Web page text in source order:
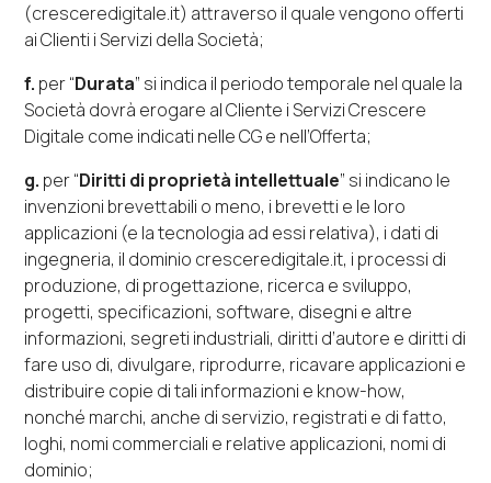
(cresceredigitale.it) attraverso il quale vengono offerti
ai Clienti i Servizi della Società;
f. per “Durata” si indica il periodo temporale nel quale la
Società dovrà erogare al Cliente i Servizi Crescere
Digitale come indicati nelle CG e nell’Offerta;
g. per “Diritti di proprietà intellettuale” si indicano le
invenzioni brevettabili o meno, i brevetti e le loro
applicazioni (e la tecnologia ad essi relativa), i dati di
ingegneria, il dominio cresceredigitale.it, i processi di
produzione, di progettazione, ricerca e sviluppo,
progetti, specificazioni, software, disegni e altre
informazioni, segreti industriali, diritti d’autore e diritti di
fare uso di, divulgare, riprodurre, ricavare applicazioni e
distribuire copie di tali informazioni e know-how,
nonché marchi, anche di servizio, registrati e di fatto,
loghi, nomi commerciali e relative applicazioni, nomi di
dominio;